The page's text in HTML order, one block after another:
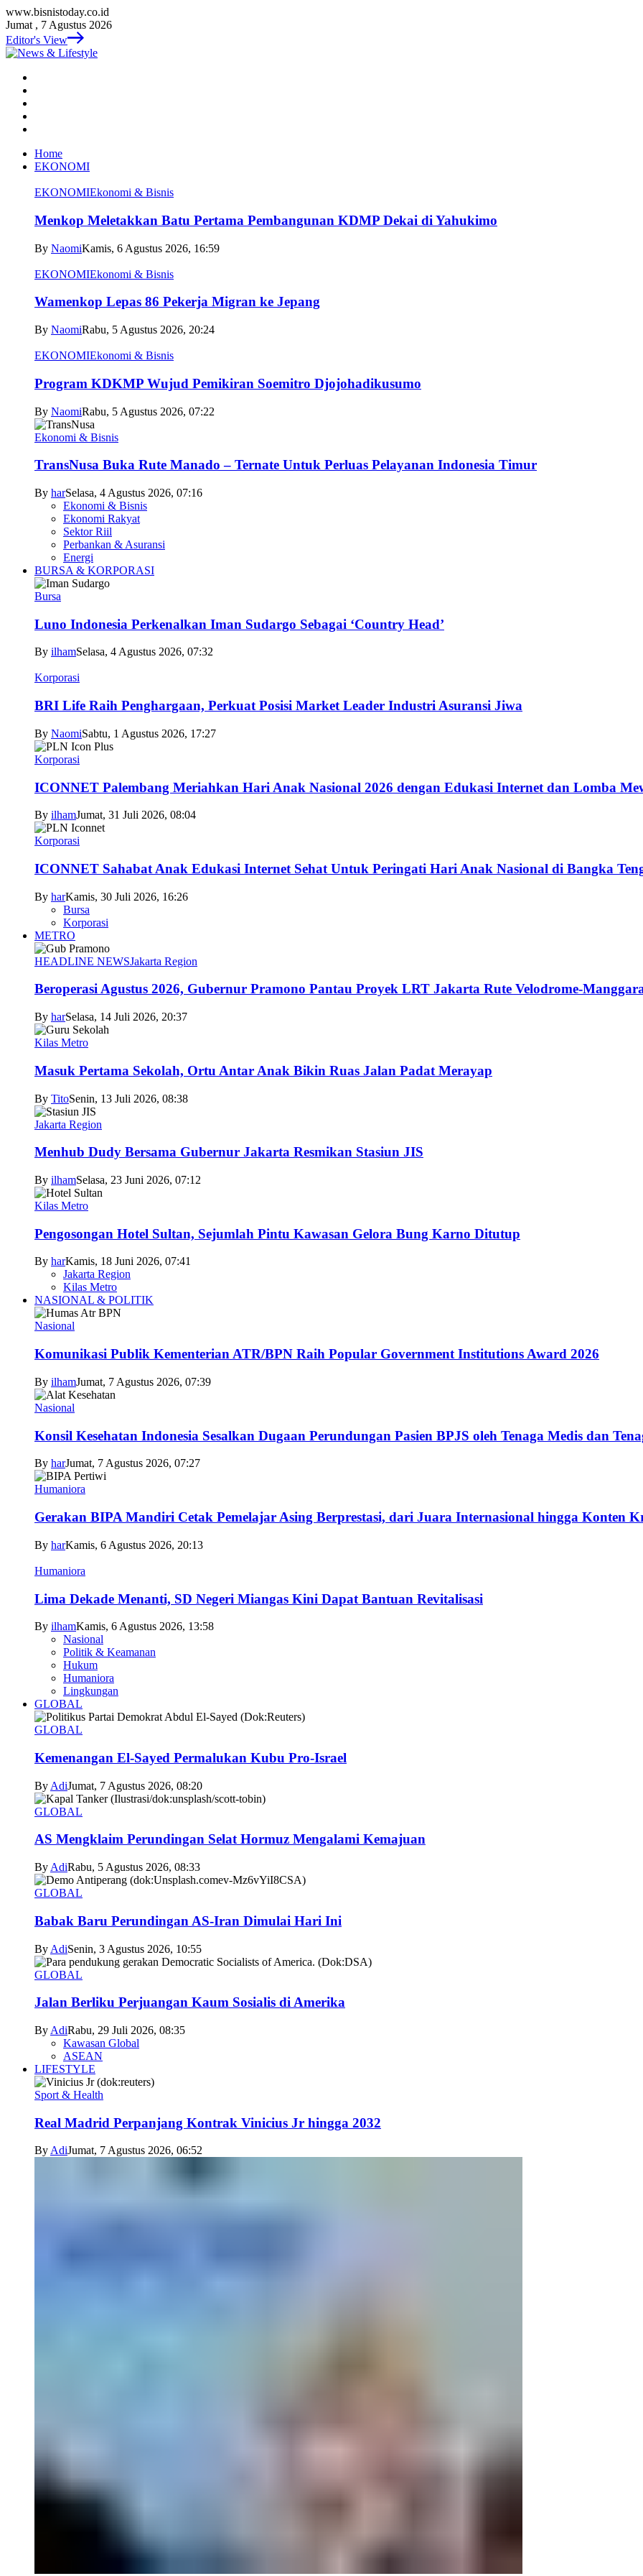
www.bisnistoday.co.id
Jumat , 7 Agustus 2026
Editor's View
Home
EKONOMI
EKONOMIEkonomi & Bisnis
Menkop Meletakkan Batu Pertama Pembangunan KDMP Dekai di Yahukimo
By NaomiKamis, 6 Agustus 2026, 16:59
EKONOMIEkonomi & Bisnis
Wamenkop Lepas 86 Pekerja Migran ke Jepang
By NaomiRabu, 5 Agustus 2026, 20:24
EKONOMIEkonomi & Bisnis
Program KDKMP Wujud Pemikiran Soemitro Djojohadikusumo
By NaomiRabu, 5 Agustus 2026, 07:22
Ekonomi & Bisnis
TransNusa Buka Rute Manado – Ternate Untuk Perluas Pelayanan Indonesia Timur
By harSelasa, 4 Agustus 2026, 07:16
Ekonomi & Bisnis
Ekonomi Rakyat
Sektor Riil
Perbankan & Asuransi
Energi
BURSA & KORPORASI
Bursa
Luno Indonesia Perkenalkan Iman Sudargo Sebagai ‘Country Head’
By ilhamSelasa, 4 Agustus 2026, 07:32
Korporasi
BRI Life Raih Penghargaan, Perkuat Posisi Market Leader Industri Asuransi Jiwa
By NaomiSabtu, 1 Agustus 2026, 17:27
Korporasi
ICONNET Palembang Meriahkan Hari Anak Nasional 2026 dengan Edukasi Internet dan Lomba
By ilhamJumat, 31 Juli 2026, 08:04
Korporasi
ICONNET Sahabat Anak Edukasi Internet Sehat Untuk Peringati Hari Anak Nasional di Bangka
By harKamis, 30 Juli 2026, 16:26
Bursa
Korporasi
METRO
HEADLINE NEWSJakarta Region
Beroperasi Agustus 2026, Gubernur Pramono Pantau Proyek LRT Jakarta Rute Velodrome-
By harSelasa, 14 Juli 2026, 20:37
Kilas Metro
Masuk Pertama Sekolah, Ortu Antar Anak Bikin Ruas Jalan Padat Merayap
By TitoSenin, 13 Juli 2026, 08:38
Jakarta Region
Menhub Dudy Bersama Gubernur Jakarta Resmikan Stasiun JIS
By ilhamSelasa, 23 Juni 2026, 07:12
Kilas Metro
Pengosongan Hotel Sultan, Sejumlah Pintu Kawasan Gelora Bung Karno Ditutup
By harKamis, 18 Juni 2026, 07:41
Jakarta Region
Kilas Metro
NASIONAL & POLITIK
Nasional
Komunikasi Publik Kementerian ATR/BPN Raih Popular Government Institutions Award 2026
By ilhamJumat, 7 Agustus 2026, 07:39
Nasional
Konsil Kesehatan Indonesia Sesalkan Dugaan Perundungan Pasien BPJS oleh Tenaga Medis dan
By harJumat, 7 Agustus 2026, 07:27
Humaniora
Gerakan BIPA Mandiri Cetak Pemelajar Asing Berprestasi, dari Juara Internasional hingga Konten
By harKamis, 6 Agustus 2026, 20:13
Humaniora
Lima Dekade Menanti, SD Negeri Miangas Kini Dapat Bantuan Revitalisasi
By ilhamKamis, 6 Agustus 2026, 13:58
Nasional
Politik & Keamanan
Hukum
Humaniora
Lingkungan
GLOBAL
GLOBAL
Kemenangan El-Sayed Permalukan Kubu Pro-Israel
By AdiJumat, 7 Agustus 2026, 08:20
GLOBAL
AS Mengklaim Perundingan Selat Hormuz Mengalami Kemajuan
By AdiRabu, 5 Agustus 2026, 08:33
GLOBAL
Babak Baru Perundingan AS-Iran Dimulai Hari Ini
By AdiSenin, 3 Agustus 2026, 10:55
GLOBAL
Jalan Berliku Perjuangan Kaum Sosialis di Amerika
By AdiRabu, 29 Juli 2026, 08:35
Kawasan Global
ASEAN
LIFESTYLE
Sport & Health
Real Madrid Perpanjang Kontrak Vinicius Jr hingga 2032
ByAdiJumat, 7 Agustus 2026, 06:52